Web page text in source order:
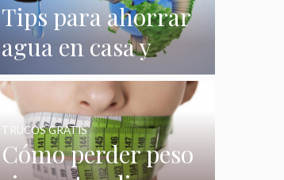
Tips para ahorrar
agua en casa y
gastar menos en
su consumo
Cómo perder peso
TRUCOS GRATIS